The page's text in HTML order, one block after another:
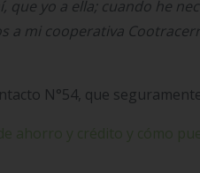
que yo a ella; cuando he
a mi cooperativa
N°54, que